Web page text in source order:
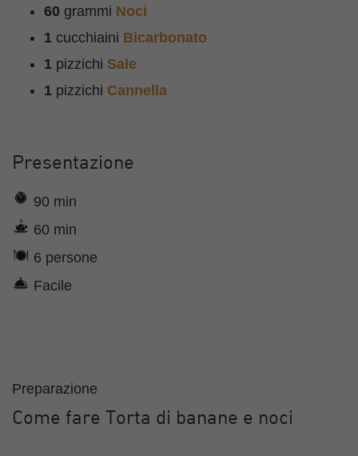
60 grammi Noci
1 cucchiaini Bicarbonato
1 pizzichi Sale
1 pizzichi Cannella
Presentazione
90 min
60 min
6 persone
Facile
Preparazione
Come fare Torta di banane e noci